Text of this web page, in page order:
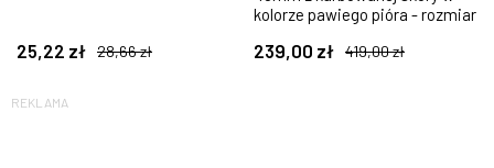
25,22 zł 28,66zł
kolorze pawiego pióra - rozmiar
239,00 zł 419,00zł
REKLAMA